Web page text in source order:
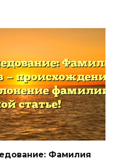
Фамилия